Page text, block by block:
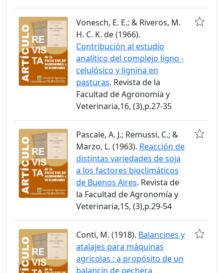
Vonesch, E. E.; & Riveros, M.
H. C. K. de (1966).
Contribución al estudio
analítico del complejo ligno -
celulósico y lignina en
pasturas. Revista de la
Facultad de Agronomía y
Veterinaria,16, (3),p.27-35
Pascale, A. J.; Remussi, C.; &
Marzo, L. (1963). Reacción de
distintas variedades de soja
a los factores bioclimáticos
de Buenos Aires. Revista de
la Facultad de Agronomía y
Veterinaria,15, (3),p.29-54
Conti, M. (1918). Balancines y
atalajes para máquinas
agrícolas : a propósito de un
balancín de pechera